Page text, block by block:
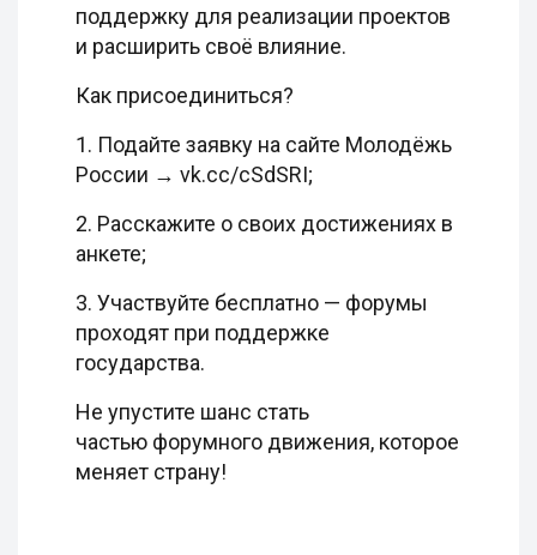
поддержку для реализации проектов
и расширить своё влияние.
Как присоединиться?
1. Подайте заявку на сайте Молодёжь
России → vk.cc/cSdSRI;
2. Расскажите о своих достижениях в
анкете;
3. Участвуйте бесплатно — форумы
проходят при поддержке
государства.
Не упустите шанс стать
частью форумного движения, которое
меняет страну!